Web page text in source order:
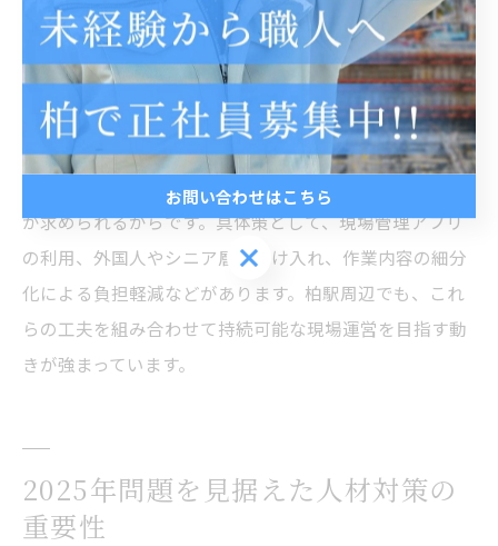
今後の建設業の現場運営を支える工夫を紹介
今後の現場運営を支えるためには、ICT導入や多様な人
材活用が重要です。理由は、人口減少社会で安定的な人
材供給が期待できないため、業務効率化と多様性の両立
が求められるからです。具体策として、現場管理アプリ
の利用、外国人やシニア層の受け入れ、作業内容の細分
化による負担軽減などがあります。柏駅周辺でも、これ
らの工夫を組み合わせて持続可能な現場運営を目指す動
きが強まっています。
2025年問題を見据えた人材対策の
重要性
お問い合わせはこちら
お問い合わせはこちら